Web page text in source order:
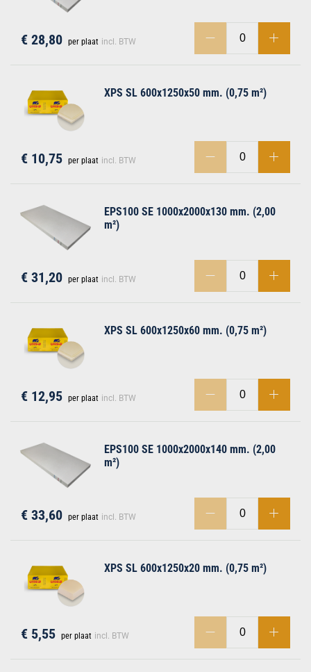
€ 28,80 per plaat incl. BTW
XPS SL 600x1250x50 mm. (0,75 m²)
€ 10,75 per plaat incl. BTW
EPS100 SE 1000x2000x130 mm. (2,00
m²)
€ 31,20 per plaat incl. BTW
XPS SL 600x1250x60 mm. (0,75 m²)
€ 12,95 per plaat incl. BTW
EPS100 SE 1000x2000x140 mm. (2,00
m²)
€ 33,60 per plaat incl. BTW
XPS SL 600x1250x20 mm. (0,75 m²)
€ 5,55 per plaat incl. BTW